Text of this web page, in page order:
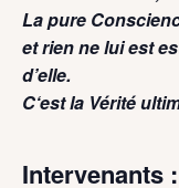
La pure
et rien ne lui est
d’elle.
C‘est la Vérité
Intervenants :